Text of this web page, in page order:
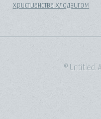
христианства хлодвигом
© Untitled.